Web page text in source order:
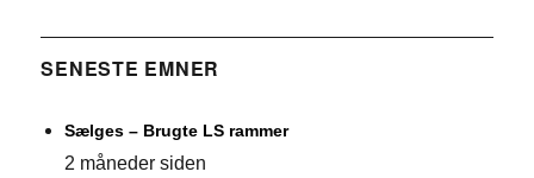
SENESTE EMNER
Sælges – Brugte LS rammer
2 måneder siden